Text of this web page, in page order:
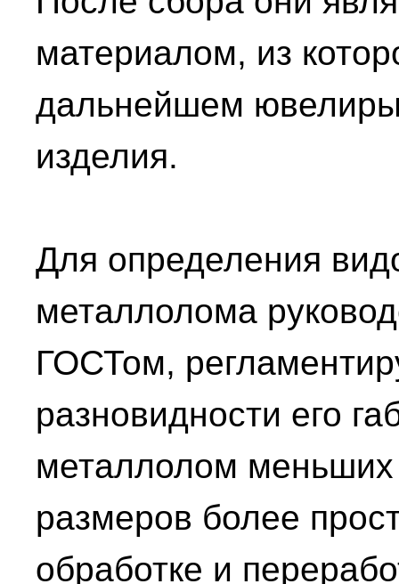
материалом, из
дальнейшем
изделия.
Для определения
металлолома
ГОСТом,
разновидности его
металлолом меньших
размеров более
обработке и